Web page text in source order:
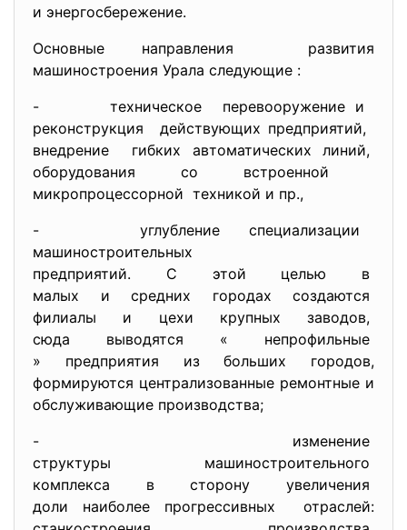
и энергосбережение.
Основные направления развития
машиностроения Урала следующие :
- техническое перевооружение и
реконструкция действующих предприятий,
внедрение гибких автоматических линий,
оборудования со встроенной
микропроцессорной техникой и пр.,
- углубление специализации
машиностроительных
предприятий. С этой целью в
малых и средних городах создаются
филиалы и цехи крупных заводов,
сюда выводятся « непрофильные
» предприятия из больших городов,
формируются централизованные ремонтные и
обслуживающие производства;
- изменение
структуры машиностроительного
комплекса в сторону увеличения
доли наиболее прогрессивных отраслей: